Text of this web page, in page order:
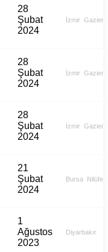
28
Şubat
2024
İzmir
28
Şubat
2024
İzmir
28
Şubat
2024
İzmir
21
Şubat
2024
Bursa Nilüfer
1
Ağustos
2023
Diyarbakır